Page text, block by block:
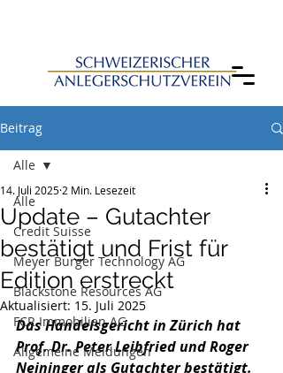
Beitrag
Alle
Credit Suisse
Meyer Burger Technology AG
Blackstone Resources AG
FCR Immobilien AG
Allgemeine Meldungen
Alle
Update – Gutachter
bestätigt und Frist für
Edition erstreckt
14. Juli 2025 2 Min. Lesezeit
Aktualisiert: 15. Juli 2025
Das Handelsgericht in Zürich hat
Prof. Dr. Peter Leibfried und Roger
Neininger als Gutachter bestätigt.